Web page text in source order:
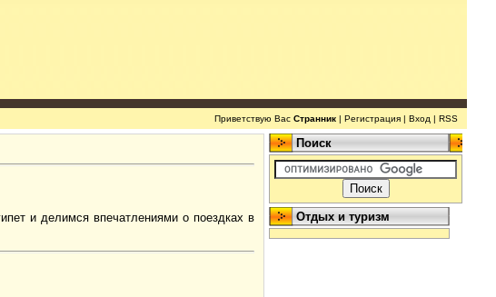
Приветствую Вас Странник | Регистрация | Вход | RSS
и делимся впечатлениями о поездках в
Поиск
Отдых и туризм